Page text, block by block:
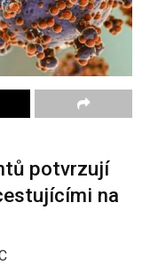
potvrzují
na